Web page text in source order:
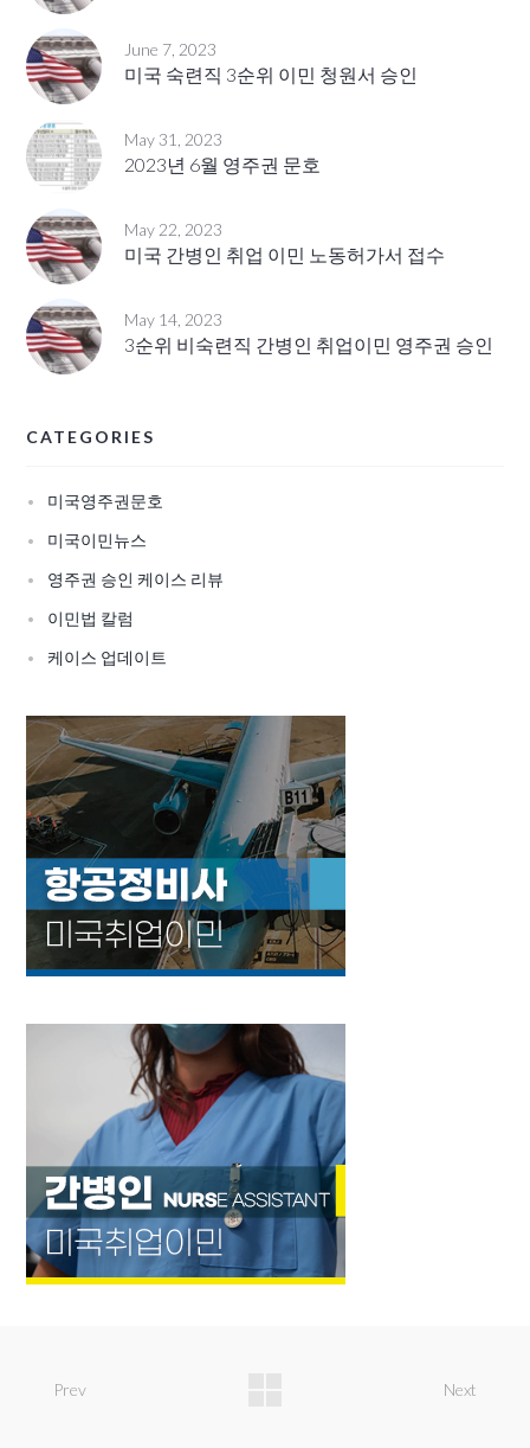
June 7, 2023
미국 숙련직 3순위 이민 청원서 승인
May 31, 2023
2023년 6월 영주권 문호
May 22, 2023
미국 간병인 취업 이민 노동허가서 접수
May 14, 2023
3순위 비숙련직 간병인 취업이민 영주권 승인
CATEGORIES
미국영주권문호
미국이민뉴스
영주권 승인 케이스 리뷰
이민법 칼럼
케이스 업데이트
Prev Next